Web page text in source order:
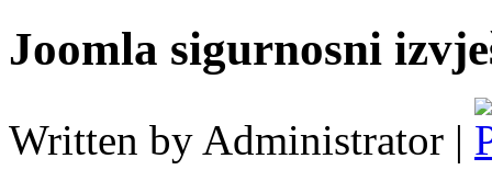
Joomla sigurnosni
Written by Administrator |